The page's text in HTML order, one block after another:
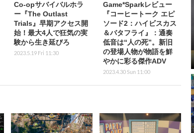
Co-opサバイバルホラ
ー『The Outlast
Trials』早期アクセス開
始！最大4人で狂気の実
験から生き延びろ
2023.5.19 Fri 11:30
Game*Sparkレビュー
『コーヒートーク エピ
ソード2：ハイビスカス
＆バタフライ』：通奏
低音は“人の死”。新旧
の登場人物が物語を鮮
やかに彩る傑作ADV
2023.4.30 Sun 11:00